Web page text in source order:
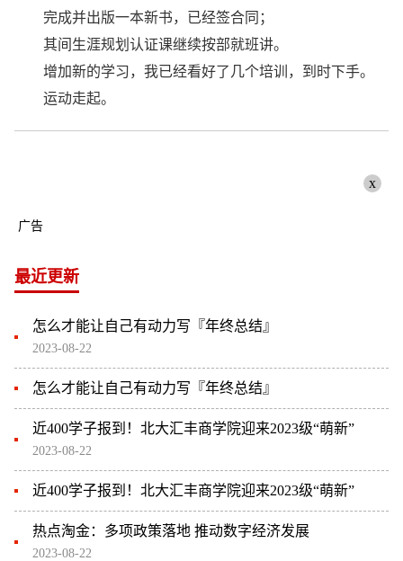
完成并出版一本新书，已经签合同；
其间生涯规划认证课继续按部就班讲。
增加新的学习，我已经看好了几个培训，到时下手。
运动走起。
x
广告
最近更新
怎么才能让自己有动力写『年终总结』
2023-08-22
怎么才能让自己有动力写『年终总结』
近400学子报到！北大汇丰商学院迎来2023级“萌新”
2023-08-22
近400学子报到！北大汇丰商学院迎来2023级“萌新”
热点淘金：多项政策落地 推动数字经济发展
2023-08-22